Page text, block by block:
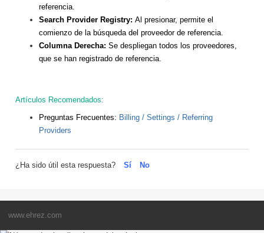
referencia.
Search Provider Registry: Al presionar, permite el
comienzo de la búsqueda del proveedor de referencia.
Columna Derecha: Se despliegan todos los proveedores,
que se han registrado de referencia.
Artículos Recomendados:
Preguntas Frecuentes: Billing / Settings / Referring
Providers
¿Ha sido útil esta respuesta? Sí No
www.ehrez.com